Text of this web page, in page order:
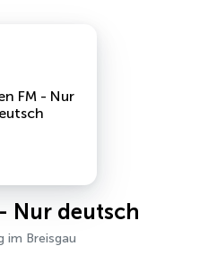
Nur deutsch
im Breisgau